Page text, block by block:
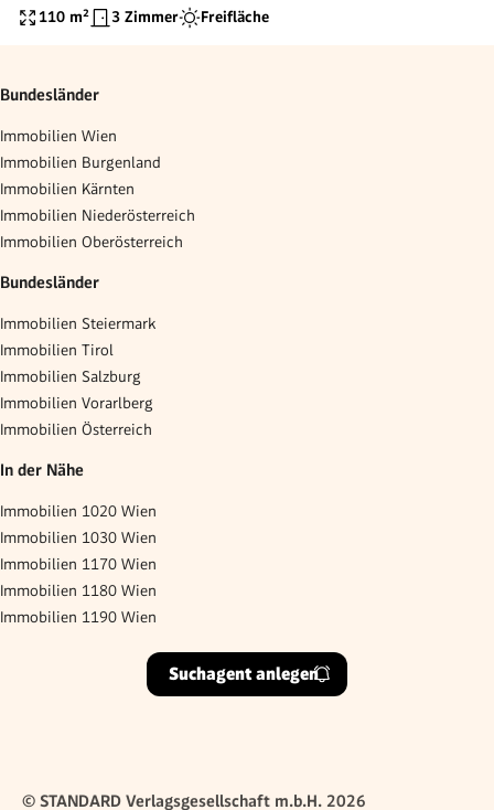
110 m² 3 Zimmer Freifläche
Bundesländer
Immobilien Wien
Immobilien Burgenland
Immobilien Kärnten
Immobilien Niederösterreich
Immobilien Oberösterreich
Bundesländer
Immobilien Steiermark
Immobilien Tirol
Immobilien Salzburg
Immobilien Vorarlberg
Immobilien Österreich
In der Nähe
Immobilien 1020 Wien
Immobilien 1030 Wien
Immobilien 1170 Wien
Immobilien 1180 Wien
Immobilien 1190 Wien
Suchagent anlegen
© STANDARD Verlagsgesellschaft m.b.H. 2026